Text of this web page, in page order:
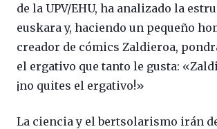
de la UPV/EHU, ha analizado la
euskara y, haciendo un pequeño
creador de cómics Zaldieroa,
el ergativo que tanto le gusta:
¡no quites el ergativo!»
La ciencia y el bertsolarismo irán